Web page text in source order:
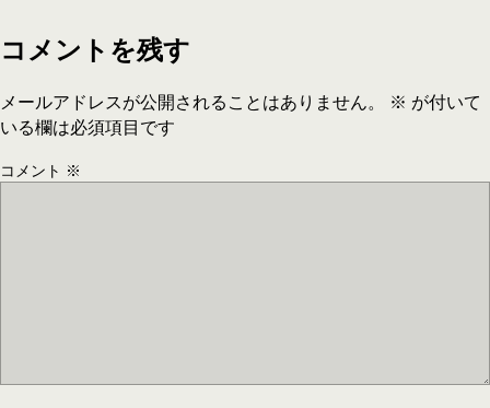
コメントを残す
メールアドレスが公開されることはありません。 ※ が付いて
いる欄は必須項目です
コメント ※